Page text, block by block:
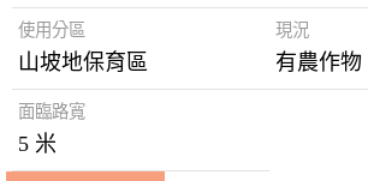
使用分區
山坡地保育區
現況
有農作物
面臨路寬
5 米